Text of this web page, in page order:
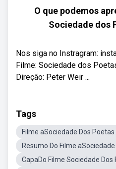
O que podemos
Sociedade dos
Nos siga no Instragram:
Filme: Sociedade dos
Direção: Peter Weir ...
Tags
Filme aSociedade Dos
Resumo Do Filme
CapaDo Filme Sociedade